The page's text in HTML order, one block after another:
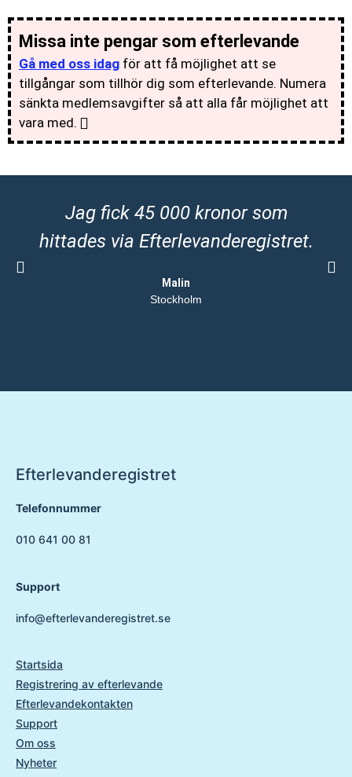
Missa inte pengar som efterlevande
Gå med oss idag för att få möjlighet att se
tillgångar som tillhör dig som efterlevande. Numera
sänkta medlemsavgifter så att alla får möjlighet att
vara med.
Jag fick 45 000 kronor som
hittades via Efterlevanderegistret.
Malin
Stockholm
Efterlevanderegistret
Telefonnummer
010 641 00 81
Support
info@efterlevanderegistret.se
Startsida
Registrering av efterlevande
Efterlevandekontakten
Support
Om oss
Nyheter